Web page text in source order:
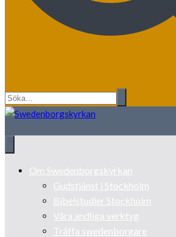
Om Swedenborgskyrkan
Gudstjänst i Stockholm
Bibelstudier Stockholm
Våra andliga verktyg
Träffa swedenborgare